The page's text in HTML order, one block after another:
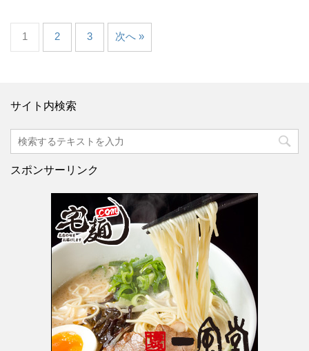
1 2 3 次へ »
サイト内検索
スポンサーリンク